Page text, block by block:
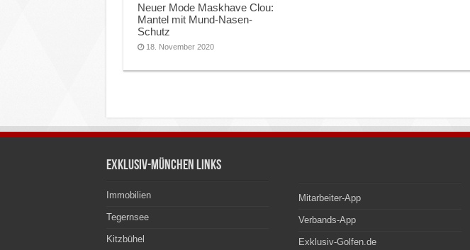
Neuer Mode Maskhave Clou:
Mantel mit Mund-Nasen-
Schutz
18. November 2020
Exklusiv-München Links
Immobilien
Tegernsee
Kitzbühel
Mitarbeiter-App
Verbands-App
Exklusiv-Golfen.de